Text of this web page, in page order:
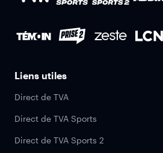
Liens utiles
Direct de TVA
Direct de TVA Sports
Direct de TVA Sports 2